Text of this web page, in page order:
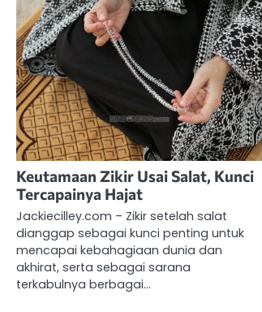
Keutamaan Zikir Usai Salat, Kunci
Tercapainya Hajat
Jackiecilley.com – Zikir setelah salat
dianggap sebagai kunci penting untuk
mencapai kebahagiaan dunia dan
akhirat, serta sebagai sarana
terkabulnya berbagai…